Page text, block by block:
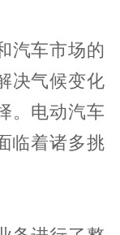
汽车市场的
决气候变化
。电动汽车
临着诸多挑